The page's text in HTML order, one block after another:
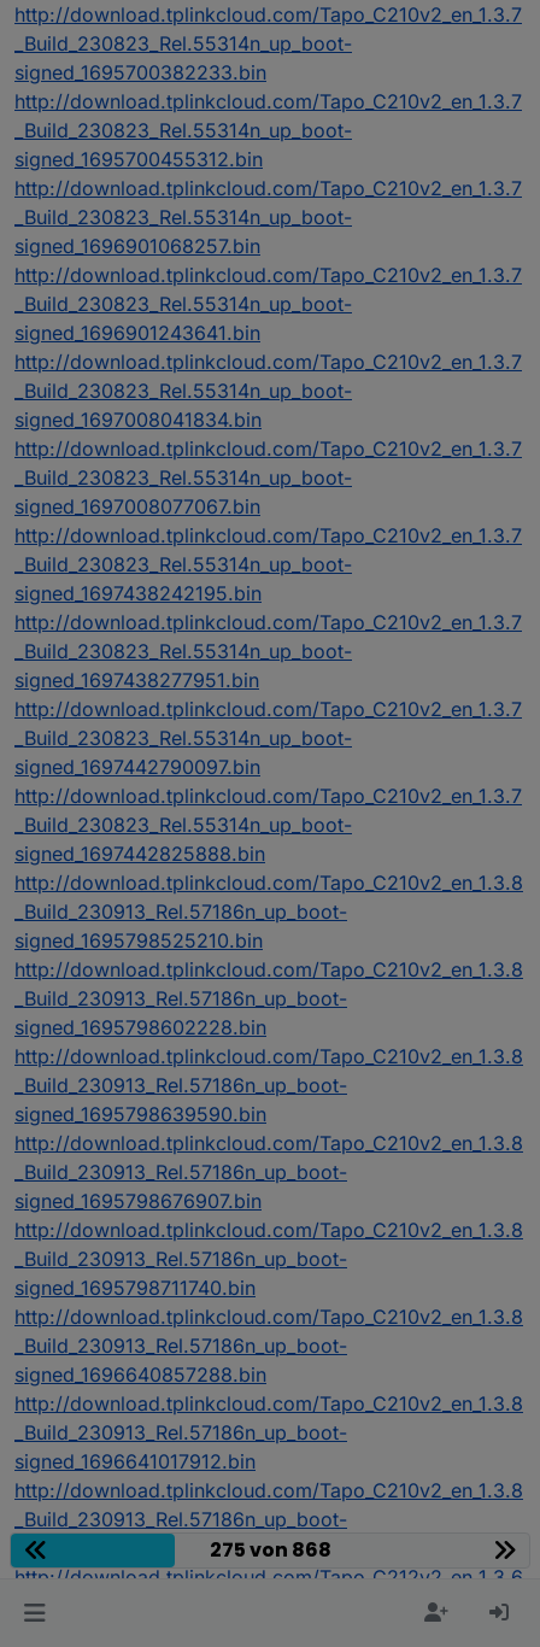
http://download.tplinkcloud.com/Tapo_C210v2_en_1.3.7
_Build_230823_Rel.55314n_up_boot-
signed_1695700382233.bin
http://download.tplinkcloud.com/Tapo_C210v2_en_1.3.7
_Build_230823_Rel.55314n_up_boot-
signed_1695700455312.bin
http://download.tplinkcloud.com/Tapo_C210v2_en_1.3.7
_Build_230823_Rel.55314n_up_boot-
signed_1696901068257.bin
http://download.tplinkcloud.com/Tapo_C210v2_en_1.3.7
_Build_230823_Rel.55314n_up_boot-
signed_1696901243641.bin
http://download.tplinkcloud.com/Tapo_C210v2_en_1.3.7
_Build_230823_Rel.55314n_up_boot-
signed_1697008041834.bin
http://download.tplinkcloud.com/Tapo_C210v2_en_1.3.7
_Build_230823_Rel.55314n_up_boot-
signed_1697008077067.bin
http://download.tplinkcloud.com/Tapo_C210v2_en_1.3.7
_Build_230823_Rel.55314n_up_boot-
signed_1697438242195.bin
http://download.tplinkcloud.com/Tapo_C210v2_en_1.3.7
_Build_230823_Rel.55314n_up_boot-
signed_1697438277951.bin
http://download.tplinkcloud.com/Tapo_C210v2_en_1.3.7
_Build_230823_Rel.55314n_up_boot-
signed_1697442790097.bin
http://download.tplinkcloud.com/Tapo_C210v2_en_1.3.7
_Build_230823_Rel.55314n_up_boot-
signed_1697442825888.bin
http://download.tplinkcloud.com/Tapo_C210v2_en_1.3.8
_Build_230913_Rel.57186n_up_boot-
signed_1695798525210.bin
http://download.tplinkcloud.com/Tapo_C210v2_en_1.3.8
_Build_230913_Rel.57186n_up_boot-
signed_1695798602228.bin
http://download.tplinkcloud.com/Tapo_C210v2_en_1.3.8
_Build_230913_Rel.57186n_up_boot-
signed_1695798639590.bin
http://download.tplinkcloud.com/Tapo_C210v2_en_1.3.8
_Build_230913_Rel.57186n_up_boot-
signed_1695798676907.bin
http://download.tplinkcloud.com/Tapo_C210v2_en_1.3.8
_Build_230913_Rel.57186n_up_boot-
signed_1695798711740.bin
http://download.tplinkcloud.com/Tapo_C210v2_en_1.3.8
_Build_230913_Rel.57186n_up_boot-
signed_1696640857288.bin
http://download.tplinkcloud.com/Tapo_C210v2_en_1.3.8
_Build_230913_Rel.57186n_up_boot-
signed_1696641017912.bin
http://download.tplinkcloud.com/Tapo_C210v2_en_1.3.8
_Build_230913_Rel.57186n_up_boot-
signed_1696641054138.bin
http://download.tplinkcloud.com/Tapo_C212v2_en_1.3.6
_Build_230426_Rel.41134n_up_boot-
275 von 868